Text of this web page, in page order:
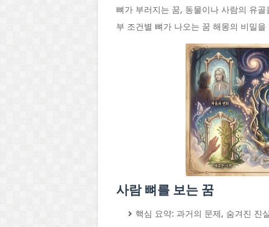
뼈가 부러지는 꿈, 동물이나 사람의 유
부 조건별 뼈가 나오는 꿈 해몽의 비밀
사람 뼈를 보는 꿈
핵심 요약: 과거의 문제, 숨겨진 진